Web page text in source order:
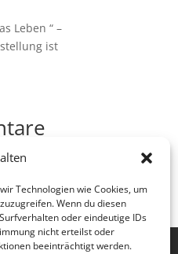
Technologien wie Cookies, um
Wenn du diesen
oder eindeutige IDs
nicht erteilst oder
beeinträchtigt werden.
Leben “ –
ist